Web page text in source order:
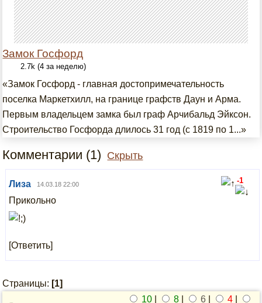
Замок Госфорд
2.7k (4 за неделю)
«Замок Госфорд - главная достопримечательность
поселка Маркетхилл, на границе графств Даун и Арма.
Первым владельцем замка был граф Арчибальд Эйксон.
Строительство Госфорда длилось 31 год (с 1819 по 1...»
Комментарии (1) Скрыть
Лиза 14.03.18 22:00
Прикольно
[Ответить]
-1
Страницы: [1]
10 8 6 4